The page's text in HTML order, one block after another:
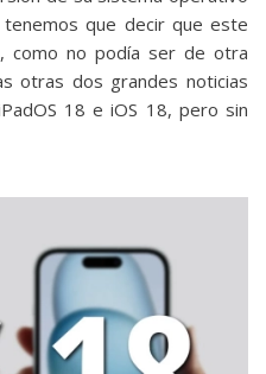
que decir que este
como no podía ser de otra
otras dos grandes noticias
18 e iOS 18, pero sin